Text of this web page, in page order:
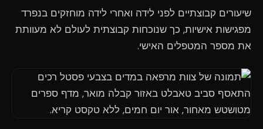
שיעורים קבוצתיים לפני לידה ואחרי לידה מוחזקים בנפרד
מפגישות אישיות, כך שנוכחות קבוצתית לעולם לא מעוותת
את מספר המטפלים האישי.